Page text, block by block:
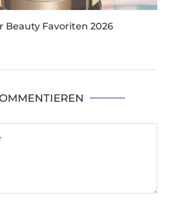
Beauty Favoriten 2026